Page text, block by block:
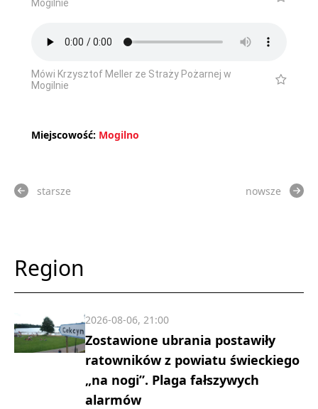
Mogilnie
Mówi Krzysztof Meller ze Straży Pożarnej w
Mogilnie
Miejscowość: Mogilno
starsze nowsze
Region
Zostawione ubrania postawiły
ratowników z powiatu świeckiego
„na nogi”. Plaga fałszywych
alarmów
2026-08-06, 21:00